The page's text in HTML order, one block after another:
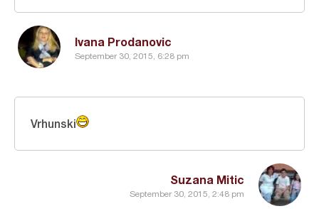
Ivana Prodanovic
September 30, 2015, 6:28 pm
Suzana Mitic
September 30, 2015, 2:48 pm
Vrhunski